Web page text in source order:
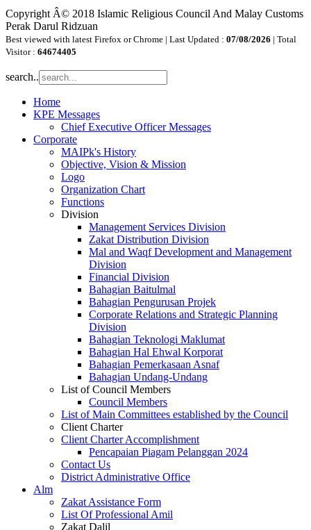
Copyright Â© 2018 Islamic Religious Council And Malay Customs
Perak Darul Ridzuan
Best viewed with latest Firefox or Chrome | Last Updated : 07/08/2026 | Total
Visitor : 64674405
search..
Home
KPE Messages
Chief Executive Officer Messages
Corporate
MAIPk's History
Objective, Vision & Mission
Logo
Organization Chart
Functions
Division
Management Services Division
Zakat Distribution Division
Mal and Waqf Development and Management
Division
Financial Division
Bahagian Baitulmal
Bahagian Pengurusan Projek
Corporate Relations and Strategic Planning
Division
Bahagian Teknologi Maklumat
Bahagian Hal Ehwal Korporat
Bahagian Pemerkasaan Asnaf
Bahagian Undang-Undang
List of Council Members
Council Members
List of Main Committees established by the Council
Client Charter
Client Charter Accomplishment
Pencapaian Piagam Pelanggan 2024
Contact Us
District Administrative Office
Alm
Zakat Assistance Form
List Of Professional Amil
Zakat Dalil